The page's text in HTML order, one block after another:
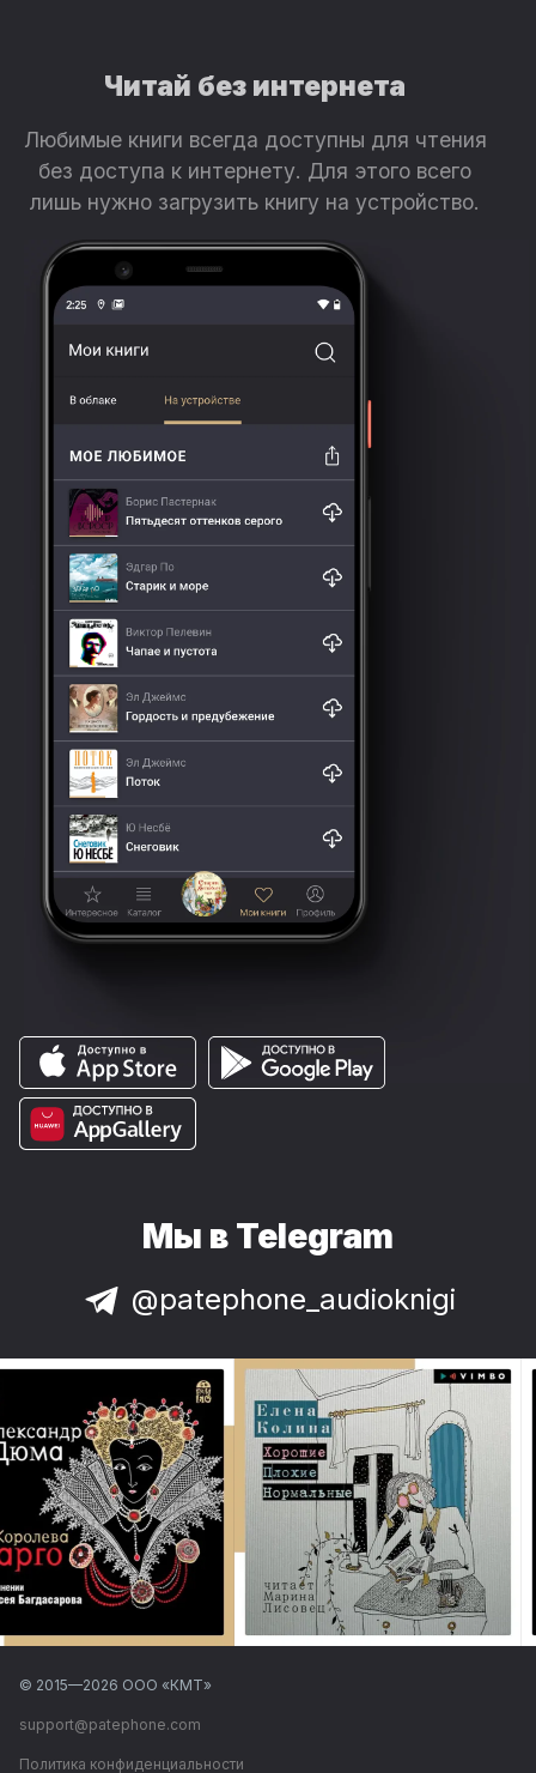
Читай без интернета
Любимые книги всегда доступны для чтения
без доступа к интернету. Для этого всего
лишь нужно загрузить книгу на устройство.
Мы в Telegram
@patephone_audioknigi
© 2015—2026 ООО «КМТ»
support@patephone.com
Политика конфиденциальности